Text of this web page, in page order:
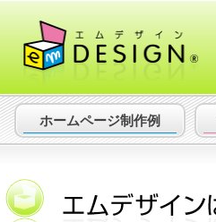
ホームページ制作例